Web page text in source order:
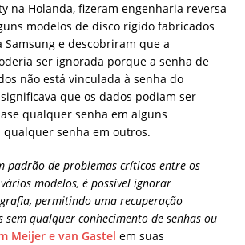
na Holanda, fizeram engenharia reversa
modelos de disco rígido fabricados
Samsung e descobriram que a
ser ignorada porque a senha de
não está vinculada à senha do
que os dados podiam ser
qualquer senha em alguns
qualquer senha em outros.
padrão de problemas críticos entre os
modelos, é possível ignorar
permitindo uma recuperação
sem qualquer conhecimento de senhas ou
Meijer e van Gastel em suas